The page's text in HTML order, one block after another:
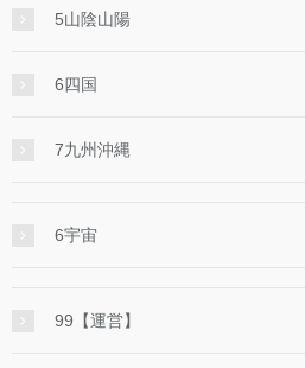
5山陰山陽
6四国
7九州沖縄
6宇宙
99【運営】